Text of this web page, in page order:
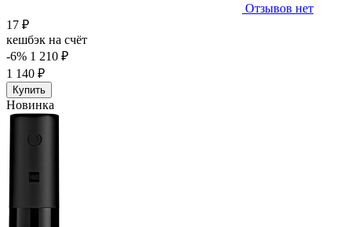
Отзывов нет
17 ₽
кешбэк на счёт
-6% 1 210 ₽
1 140 ₽
Купить
Новинка